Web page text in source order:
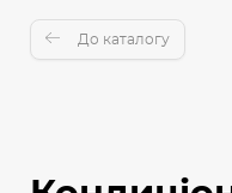
До каталогу